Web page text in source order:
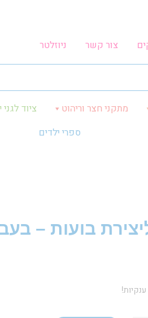
צור קשר ניוזלטר
מתקני חצר וריהוט ציוד לגני
ספרי ילדים
בועות –